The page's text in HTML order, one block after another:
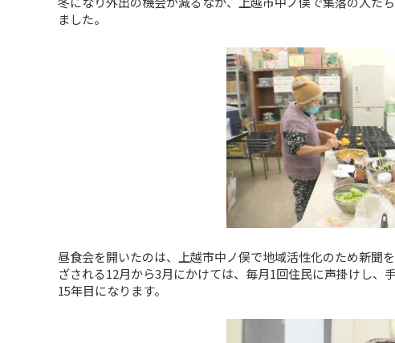
ました。
昼食会を開いたのは、上越市中ノ俣で地域活性化のため新聞
ざされる12月から3月にかけては、毎月1回住民に声掛けし
15年目になります。